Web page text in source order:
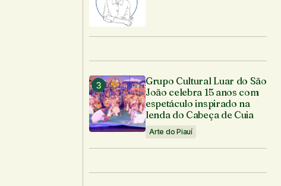
Grupo Cultural Luar do São
João celebra 15 anos com
espetáculo inspirado na
lenda do Cabeça de Cuia
Arte do Piauí